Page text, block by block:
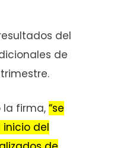
del
de
la firma, “se
del